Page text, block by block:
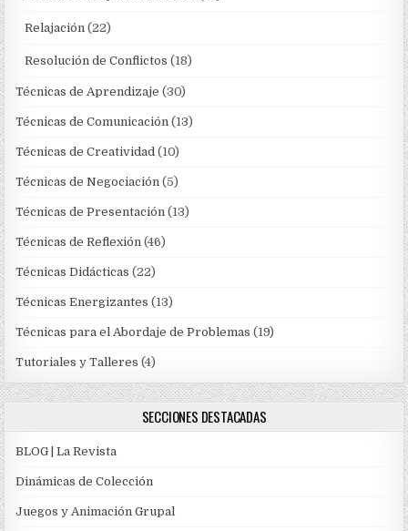
Relajación (22)
Resolución de Conflictos (18)
Técnicas de Aprendizaje (30)
Técnicas de Comunicación (13)
Técnicas de Creatividad (10)
Técnicas de Negociación (5)
Técnicas de Presentación (13)
Técnicas de Reflexión (46)
Técnicas Didácticas (22)
Técnicas Energizantes (13)
Técnicas para el Abordaje de Problemas (19)
Tutoriales y Talleres (4)
SECCIONES DESTACADAS
BLOG | La Revista
Dinámicas de Colección
Juegos y Animación Grupal